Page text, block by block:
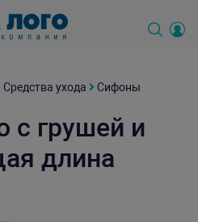
Средства ухода Сифоны
с грушей и
длина